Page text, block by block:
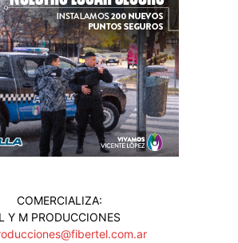
COMERCIALIZA:
L Y M PRODUCCIONES